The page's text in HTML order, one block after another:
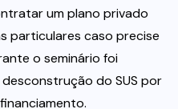
um plano privado
particulares caso precise
o seminário foi
do SUS por